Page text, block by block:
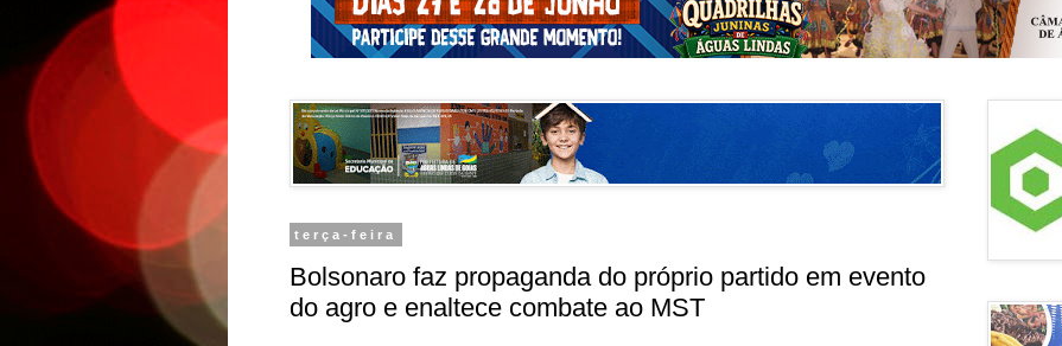
terça-feira
Bolsonaro faz propaganda do próprio partido em evento
do agro e enaltece combate ao MST